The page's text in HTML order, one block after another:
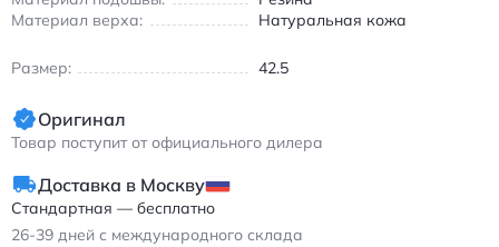
Материал верха:
Натуральная кожа
Размер: 42.5
Оригинал
Товар поступит от официального дилера
Доставка в Москву
Стандартная — бесплатно
26-39 дней с международного склада